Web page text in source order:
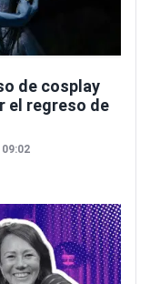
de cosplay
el regreso de
09:02